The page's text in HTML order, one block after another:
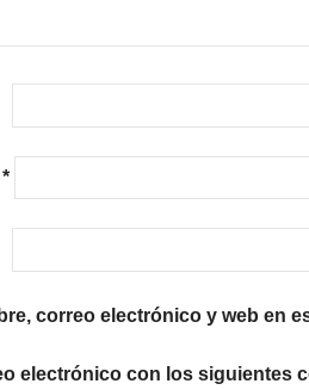
*
correo electrónico y web en
electrónico con los siguientes